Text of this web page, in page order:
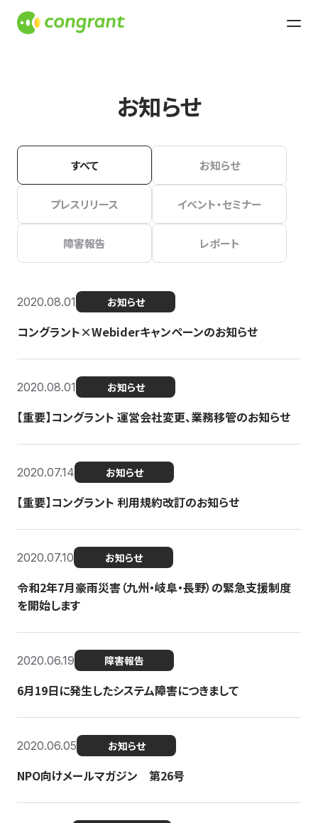
お知らせ
すべて お知らせ
プレスリリース イベント・セミナー
障害報告 レポート
2020.08.01 お知らせ
コングラント×Webiderキャンペーンのお知らせ
2020.08.01 お知らせ
【重要】コングラント 運営会社変更、業務移管のお知らせ
2020.07.14 お知らせ
【重要】コングラント 利用規約改訂のお知らせ
2020.07.10 お知らせ
令和2年7月豪雨災害（九州・岐阜・長野）の緊急支援制度
を開始します
2020.06.19 障害報告
6月19日に発生したシステム障害につきまして
2020.06.05 お知らせ
NPO向けメールマガジン 第26号